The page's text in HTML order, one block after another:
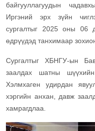
байгууллагуудын
Иргэний эрх зүйн
сургалтыг 2025 оны 06
өдрүүдэд танхимаар
Сургалтыг ХБНГУ-ын
заалдах шатны
Хэлмхаген удирдан
хэргийн анхан, давж
хамрагдлаа.